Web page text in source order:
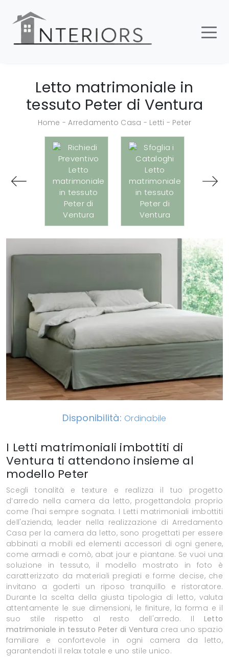
Letto matrimoniale in
tessuto Peter di Ventura
Home -Arredamento Casa - Letti - Peter
Disponibilità: Ordinabile
I Letti matrimoniali imbottiti di
Ventura ti attendono insieme al
modello Peter
Scegli tonalità e texture e realizza il tuo progetto
d’arredo nella camera da letto, progettandola proprio
come l'hai sempre sognata. I Letti matrimoniali imbottiti
dell'azienda, leader nella realizzazione di Arredamento
Casa per la camera da letto, sono progettati per essere
abbinati a mobili ed elementi accessori di ogni genere,
come armadi e comò, abat jour e piantane. Se vuoi una
soluzione in tessuto, il modello mostrato in foto è
caratterizzato da materiali pregiati e forme decise, che
invitano a goderti un riposo tranquillo e ristoratore.
Durante la scelta della giusta tipologia di letto, valuta
attentamente le sue dimensioni, le finiture, la forma e il
suo stile rispetto al resto dell'arredo. Il Letto
matrimoniale in tessuto Peter di Ventura crea uno spazio
familiare e confortevole in ogni camera da letto,
garantendoti il relax totale e uno stile unico.